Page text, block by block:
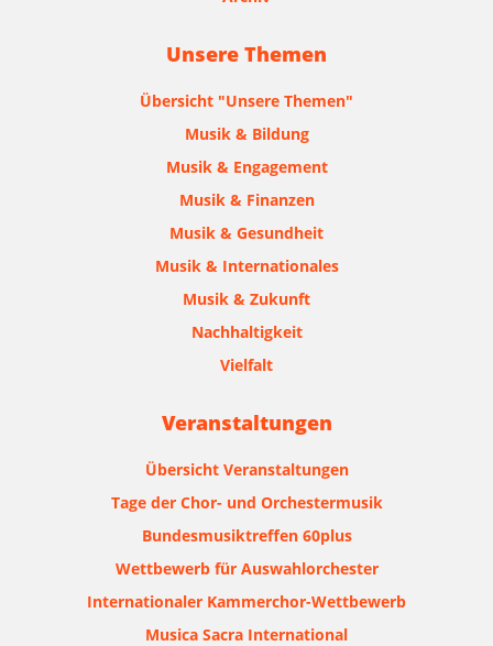
Unsere Themen
Übersicht "Unsere Themen"
Musik & Bildung
Musik & Engagement
Musik & Finanzen
Musik & Gesundheit
Musik & Internationales
Musik & Zukunft
Nachhaltigkeit
Vielfalt
Veranstaltungen
Übersicht Veranstaltungen
Tage der Chor- und Orchestermusik
Bundesmusiktreffen 60plus
Wettbewerb für Auswahlorchester
Internationaler Kammerchor-Wettbewerb
Musica Sacra International